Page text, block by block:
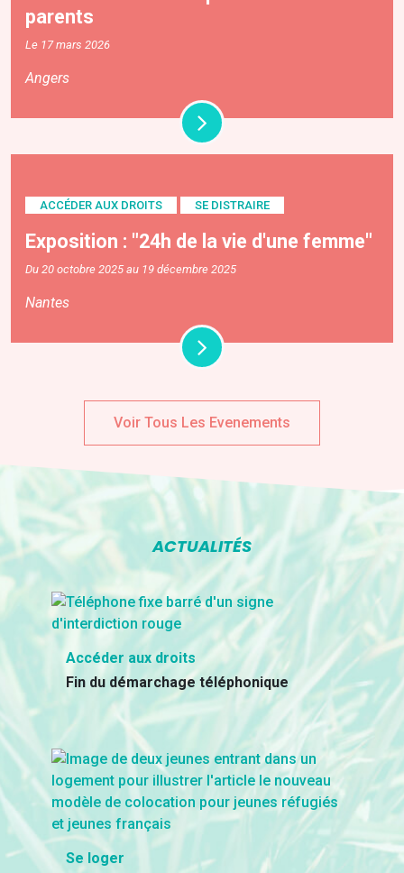
parents
Le 17 mars 2026
Angers
ACCÉDER AUX DROITS SE DISTRAIRE
Exposition : "24h de la vie d'une femme"
Du 20 octobre 2025 au 19 décembre 2025
Nantes
Voir Tous Les Evenements
ACTUALITÉS
Accéder aux droits
Fin du démarchage téléphonique
Se loger